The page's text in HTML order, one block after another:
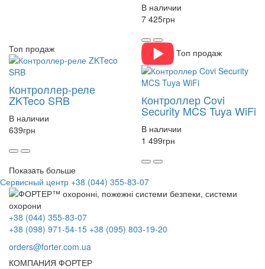
В наличии
7 425грн
Топ продаж
Контроллер-реле
ZKTeco SRB
В наличии
639грн
Топ продаж
Контроллер Covi
Security MCS Tuya WiFi
В наличии
1 499грн
Показать больше
Сервисный центр +38 (044) 355-83-07
+38 (044) 355-83-07
+38 (098) 971-54-15 +38 (095) 803-19-20
orders@forter.com.ua
КОМПАНИЯ ФОРТЕР